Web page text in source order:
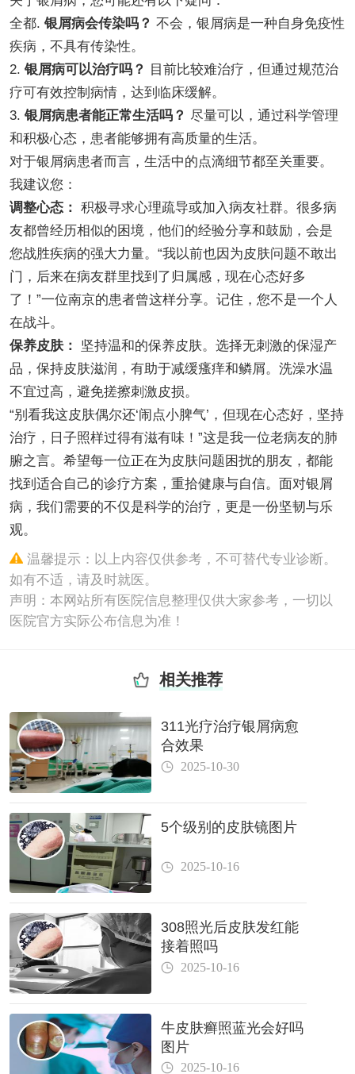
全都. 银屑病会传染吗？ 不会，银屑病是一种自身免疫性
疾病，不具有传染性。
2. 银屑病可以治疗吗？
目前比较难治疗，但通过规范治
疗可有效控制病情，达到临床缓解。
3. 银屑病患者能正常生活吗？ 尽量可以，通过科学管理
和积极心态，患者能够拥有高质量的生活。
对于银屑病患者而言，生活中的点滴细节都至关重要。
我建议您：
调整心态： 积极寻求心理疏导或加入病友社群。很多病
友都曾经历相似的困境，他们的经验分享和鼓励，会是
您战胜疾病的强大力量。“我以前也因为皮肤问题不敢出
门，后来在病友群里找到了归属感，现在心态好多
了！”一位南京的患者曾这样分享。记住，您不是一个人
在战斗。
保养皮肤：
坚持温和的保养皮肤。选择无刺激的保湿产
品，保持皮肤滋润，有助于减缓瘙痒和鳞屑。洗澡水温
不宜过高，避免搓擦刺激皮损。
“别看我这皮肤偶尔还‘闹点小脾气’，但现在心态好，坚持
治疗，日子照样过得有滋有味！”这是我一位老病友的肺
腑之言。希望每一位正在为皮肤问题困扰的朋友，都能
找到适合自己的诊疗方案，重拾健康与自信。面对银屑
病，我们需要的不仅是科学的治疗，更是一份坚韧与乐
观。
温馨提示：以上内容仅供参考，不可替代专业诊断。
如有不适，请及时就医。
声明：本网站所有医院信息整理仅供大家参考，一切以
医院官方实际公布信息为准！
相关推荐
311光疗治疗银屑病愈
合效果
2025-10-30
5个级别的皮肤镜图片
2025-10-16
308照光后皮肤发红能
接着照吗
2025-10-16
牛皮肤癣照蓝光会好吗
图片
2025-10-16